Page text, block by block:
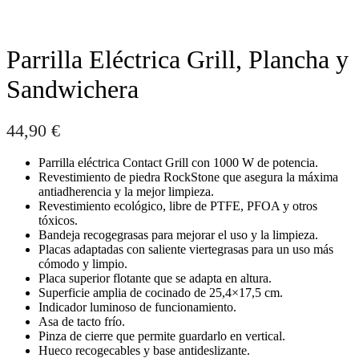
Parrilla Eléctrica Grill, Plancha y
Sandwichera
44,90 €
Parrilla eléctrica Contact Grill con 1000 W de potencia.
Revestimiento de piedra RockStone que asegura la máxima
antiadherencia y la mejor limpieza.
Revestimiento ecológico, libre de PTFE, PFOA y otros
tóxicos.
Bandeja recogegrasas para mejorar el uso y la limpieza.
Placas adaptadas con saliente viertegrasas para un uso más
cómodo y limpio.
Placa superior flotante que se adapta en altura.
Superficie amplia de cocinado de 25,4×17,5 cm.
Indicador luminoso de funcionamiento.
Asa de tacto frío.
Pinza de cierre que permite guardarlo en vertical.
Hueco recogecables y base antideslizante.